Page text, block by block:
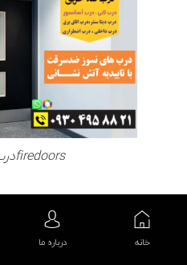
firedoorsدرب ضدحریق اصل
>>> جهت دریافت
فروش ما تماس بگیرید:
خانه درباره ما